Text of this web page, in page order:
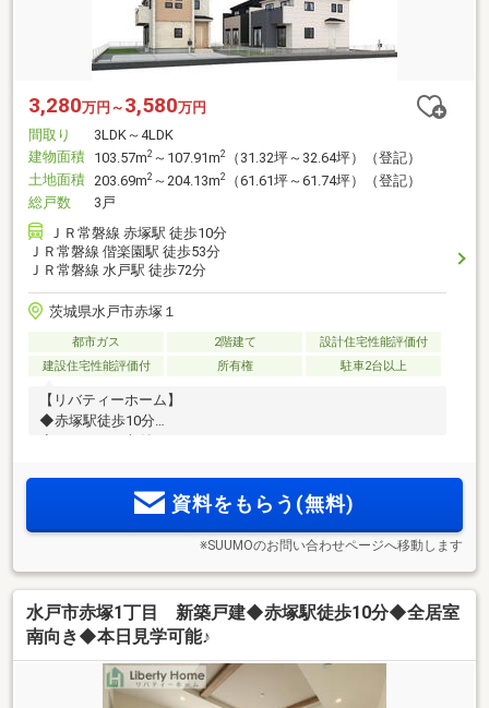
3,280万円～ 3,580万円
間取り
3LDK～4LDK
建物面積 103.57m2 ～107.91m2
（31.32坪～32.64坪）（登記）
土地面積 203.69m2 ～204.13m2
（61.61坪～61.74坪）（登記）
総戸数
3戸
ＪＲ常磐線 赤塚駅 徒歩10分
ＪＲ常磐線 偕楽園駅 徒歩53分
ＪＲ常磐線 水戸駅 徒歩72分
茨城県水戸市赤塚１
都市ガス 2階建て
設計住宅性能評価付
建設住宅性能評価付
所有権 駐車2台以上
【リバティーホーム】
◆赤塚駅徒歩10分
資料をもらう(無料)
※SUUMOのお問い合わせページへ移動します
水戸市赤塚1丁目 新築戸建◆赤塚駅徒歩10分◆全居室
南向き◆本日見学可能♪